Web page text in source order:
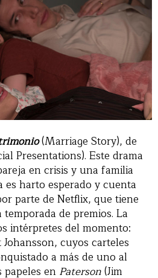
(Marriage Story), de
Presentations). Este drama
en crisis y una familia
harto esperado y cuenta
parte de Netflix, que tiene
de premios. La
intérpretes del momento:
cuyos carteles
a más de uno al
papeles en Paterson(Jim